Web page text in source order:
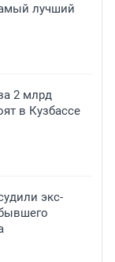
лучший
2 млрд
в Кузбассе
экс-